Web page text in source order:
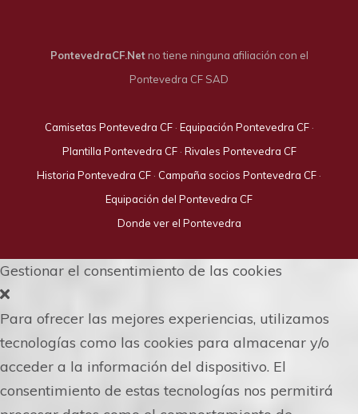
PontevedraCF.Netno tiene ninguna afiliación con el
Pontevedra CF SAD
Camisetas Pontevedra CF· Equipación Pontevedra CF·
Plantilla Pontevedra CF· Rivales Pontevedra CF
Historia Pontevedra CF · Campaña socios Pontevedra CF ·
Equipación del Pontevedra CF
Donde ver el Pontevedra
Gestionar el consentimiento de las cookies
Para ofrecer las mejores experiencias, utilizamos
tecnologías como las cookies para almacenar y/o
acceder a la información del dispositivo. El
consentimiento de estas tecnologías nos permitirá